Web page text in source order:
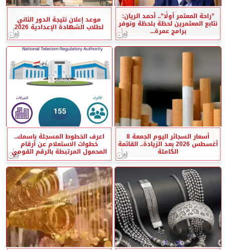
”راحة المعتمر أولًا”.. أحمد الريان:
نتابع المعتمرين لحظة بلحظة ونوفر
برامج عمرة...
موعد إعلان نتيجة الدور الثاني
لطلاب الشهادة الإعدادية 2026
أسعار السجائر اليوم الجمعة 8
أغسطس 2026 بعد الزيادة.. القائمة
الكاملة
اعرف الخطوط المسجلة باسمك..
خطوات الاستعلام عن أرقام
المحمول المرتبطة بالرقم القومي